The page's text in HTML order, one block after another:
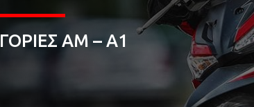
ΑΜ – Α1